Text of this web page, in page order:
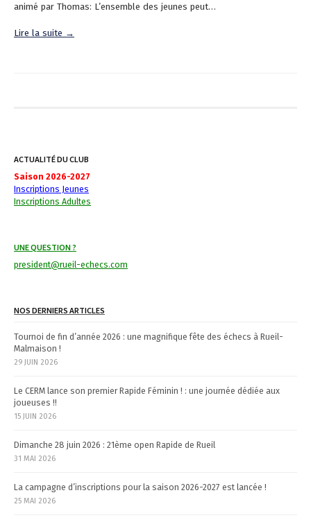
animé par Thomas: L’ensemble des jeunes peut…
Lire la suite →
ACTUALITÉ DU CLUB
Saison 2026-2027
Inscriptions Jeunes
Inscriptions Adultes
UNE QUESTION ?
president@rueil-echecs.com
NOS DERNIERS ARTICLES
Tournoi de fin d’année 2026 : une magnifique fête des échecs à Rueil-
Malmaison !
29 JUIN 2026
Le CERM lance son premier Rapide Féminin ! : une journée dédiée aux
joueuses !!
15 JUIN 2026
Dimanche 28 juin 2026 : 21ème open Rapide de Rueil
31 MAI 2026
La campagne d’inscriptions pour la saison 2026-2027 est lancée !
25 MAI 2026